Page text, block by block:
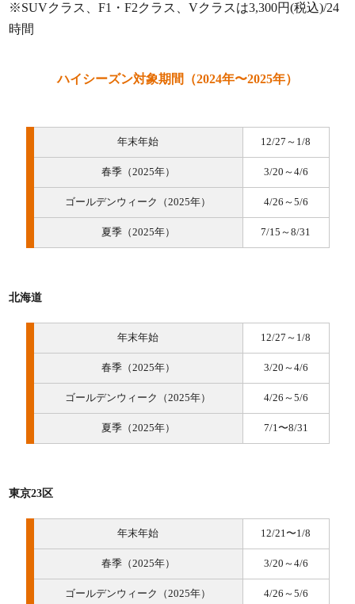
※SUVクラス、F1・F2クラス、Vクラスは3,300円(税込)/24
時間
ハイシーズン対象期間（2024年〜2025年）
年末年始 12/27～1/8
春季（2025年） 3/20～4/6
ゴールデンウィーク（2025年） 4/26～5/6
夏季（2025年） 7/15～8/31
北海道
年末年始 12/27～1/8
春季（2025年） 3/20～4/6
ゴールデンウィーク（2025年） 4/26～5/6
夏季（2025年） 7/1〜8/31
東京23区
年末年始 12/21〜1/8
春季（2025年） 3/20～4/6
ゴールデンウィーク（2025年） 4/26～5/6